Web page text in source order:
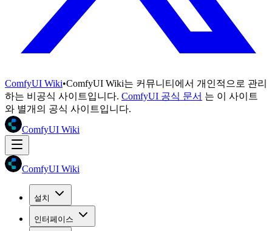
ComfyUI Wiki•ComfyUI Wiki는 커뮤니티에서 개인적으로 관리
하는 비공식 사이트입니다. ComfyUI 공식 문서 는 이 사이트
와 별개의 공식 사이트입니다.
ComfyUI Wiki
ComfyUI Wiki
설치
인터페이스